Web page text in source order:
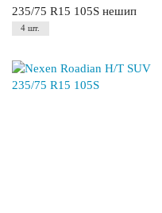
235/75 R15 105S нешип
4 шт.